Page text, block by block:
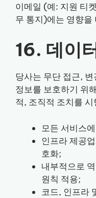
이메일 (예: 지원 티
무 통지)에는 영향을
16. 데이
당사는 무단 접근,
정보를 보호하기 위
적, 조직적 조치를
모든 서비스
인프라 제공
호화;
내부적으로
원칙 적용;
코드, 인프라